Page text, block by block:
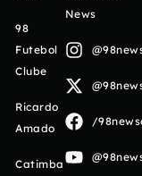
98
Futebol
Clube
Ricardo
Amado
Catimba
News
/